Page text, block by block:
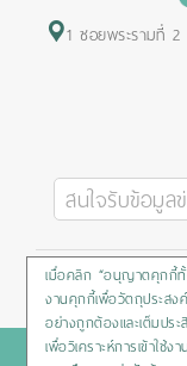
1 ซอยพระรามที่ 2
Privacy Policy
Copyright ©
เมื่อคลิก “อนุญาตคุกกี้ทั้
งานคุกกี้เพื่อวัตถุประสง
อย่างถูกต้องและเต็มปร
เพื่อวิเคราะห์การเข้าใช้